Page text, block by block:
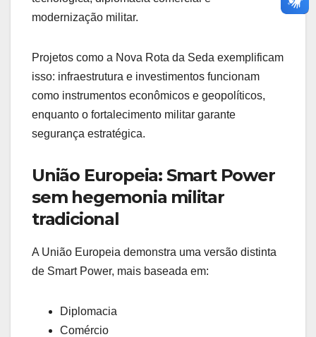
modernização militar.
Projetos como a Nova Rota da Seda exemplificam
isso: infraestrutura e investimentos funcionam
como instrumentos econômicos e geopolíticos,
enquanto o fortalecimento militar garante
segurança estratégica.
União Europeia: Smart Power
sem hegemonia militar
tradicional
A União Europeia demonstra uma versão distinta
de Smart Power, mais baseada em:
Diplomacia
Comércio